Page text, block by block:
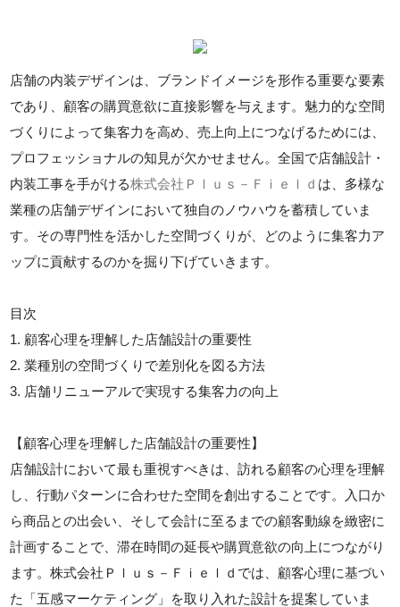
店舗の内装デザインは、ブランドイメージを形作る重要な要素
であり、顧客の購買意欲に直接影響を与えます。魅力的な空間
づくりによって集客力を高め、売上向上につなげるためには、
プロフェッショナルの知見が欠かせません。全国で店舗設計・
内装工事を手がける株式会社Ｐｌｕｓ－Ｆｉｅｌｄ は、多様な
業種の店舗デザインにおいて独自のノウハウを蓄積していま
す。その専門性を活かした空間づくりが、どのように集客力ア
ップに貢献するのかを掘り下げていきます。
目次
1. 顧客心理を理解した店舗設計の重要性
2. 業種別の空間づくりで差別化を図る方法
3. 店舗リニューアルで実現する集客力の向上
【顧客心理を理解した店舗設計の重要性】
店舗設計において最も重視すべきは、訪れる顧客の心理を理解
し、行動パターンに合わせた空間を創出することです。入口か
ら商品との出会い、そして会計に至るまでの顧客動線を緻密に
計画することで、滞在時間の延長や購買意欲の向上につながり
ます。株式会社Ｐｌｕｓ－Ｆｉｅｌｄでは、顧客心理に基づい
た「五感マーケティング」を取り入れた設計を提案していま